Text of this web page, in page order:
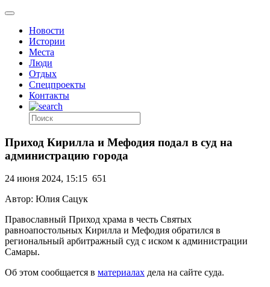
Новости
Истории
Места
Люди
Отдых
Спецпроекты
Контакты
Приход Кирилла и Мефодия подал в суд на
администрацию города
24 июня 2024, 15:15 651
Автор: Юлия Сацук
Православный Приход храма в честь Святых
равноапостольных Кирилла и Мефодия обратился в
региональный арбитражный суд с иском к администрации
Самары.
Об этом сообщается в материалах дела на сайте суда.